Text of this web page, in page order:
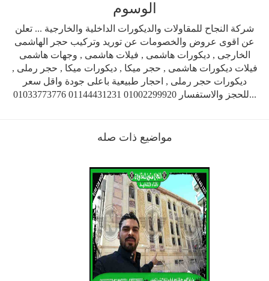
الوسوم
شركة النجاح للمقاولات والديكورات الداخلية والخارجية ... تعلن
عن اقوى عروض والخصومات عن توريد وتركيب حجر الهاشمى
الخارجى , ديكورات هاشمى , فيلات هاشمى , وجهات هاشمى
فيلات ديكورات هاشمى , حجر ميكا , ديكورات ميكا , حجر رملى ,
ديكورات حجر رملى , احجار طبيعية باعلى جودة واقل سعر
...للحجز والاستفسار 01002299920 01144431231 01033773776
مواضيع ذات صله